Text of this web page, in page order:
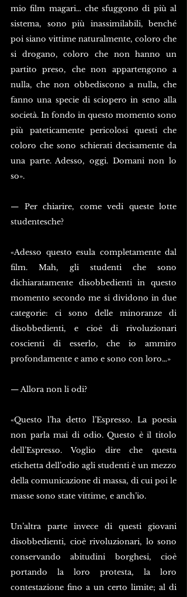
mio film magari… che sfuggono di più al
sistema, sono più inassimilabili, benché
poi siano vittime naturalmente, coloro che
si drogano, coloro che non hanno un
partito preso, che non appartengono a
nulla, che non obbediscono a nulla, che
fanno una specie di sciopero in seno alla
società. In fondo in questo momento sono
più pateticamente pericolosi questi che
coloro che sono schierati decisamente da
una parte. Adesso, oggi. Domani non lo
so».
— Per chiarire, come vedi queste lotte
studentesche?
«Adesso questo esula completamente dal
film. Mah, gli studenti che sono
dichiaratamente disobbedienti in questo
momento secondo me si dividono in due
categorie: ci sono delle minoranze di
disobbedienti, e cioè di rivoluzionari
coscienti di esserlo, che io ammiro
profondamente e amo e sono con loro…»
— Allora non li odi?
«Questo l’ha detto l’Espresso. La poesia
non parla mai di odio. Questo è il titolo
dell’Espresso. Voglio dire che questa
etichetta dell’odio agli studenti è un mezzo
della comunicazione di massa, di cui poi le
masse sono state vittime, e anch’io.
Un’altra parte invece di questi giovani
disobbedienti, cioè rivoluzionari, lo sono
conservando abitudini borghesi, cioè
portando la loro protesta, la loro
contestazione fino a un certo limite; al di